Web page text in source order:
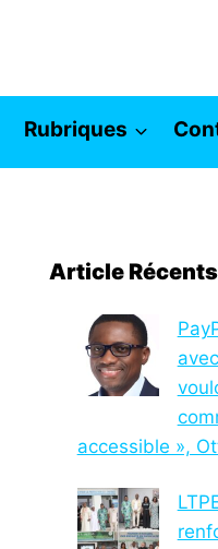
Rubriques
Article Récents
accessible »,